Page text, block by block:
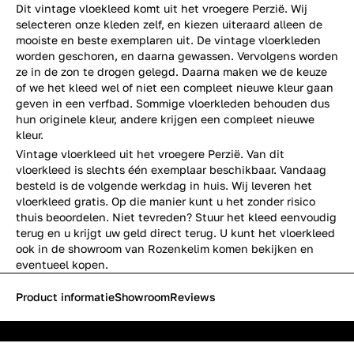
Dit vintage vloekleed komt uit het vroegere Perzië. Wij
selecteren onze kleden zelf, en kiezen uiteraard alleen de
mooiste en beste exemplaren uit. De vintage vloerkleden
worden geschoren, en daarna gewassen. Vervolgens worden
ze in de zon te drogen gelegd. Daarna maken we de keuze
of we het kleed wel of niet een compleet nieuwe kleur gaan
geven in een verfbad. Sommige vloerkleden behouden dus
hun originele kleur, andere krijgen een compleet nieuwe
kleur.
Vintage vloerkleed uit het vroegere Perzië. Van dit
vloerkleed is slechts één exemplaar beschikbaar. Vandaag
besteld is de volgende werkdag in huis. Wij leveren het
vloerkleed gratis. Op die manier kunt u het zonder risico
thuis beoordelen. Niet tevreden? Stuur het kleed eenvoudig
terug en u krijgt uw geld direct terug. U kunt het vloerkleed
ook in de showroom van Rozenkelim komen bekijken en
eventueel kopen.
Product informatieShowroomReviews